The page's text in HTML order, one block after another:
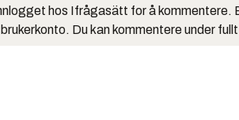
hos Ifrågasätt for å kommentere.
Du kan kommentere under